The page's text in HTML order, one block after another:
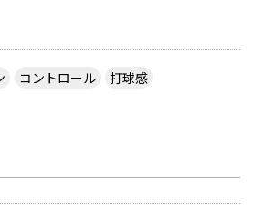
コントロール 打球感